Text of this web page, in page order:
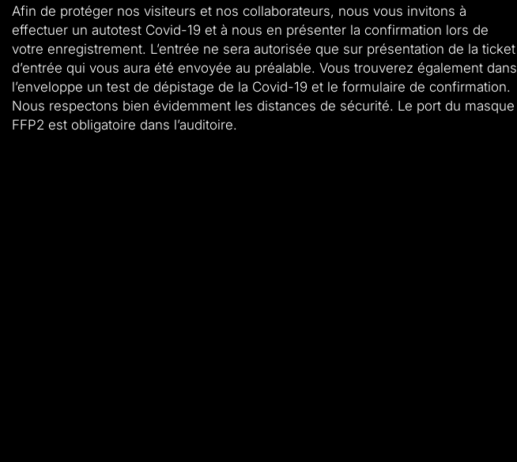
Afin de protéger nos visiteurs et nos collaborateurs, nous vous invitons à
effectuer un autotest Covid-19 et à nous en présenter la confirmation lors de
votre enregistrement. L’entrée ne sera autorisée que sur présentation de la ticket
d’entrée qui vous aura été envoyée au préalable. Vous trouverez également dans
l’enveloppe un test de dépistage de la Covid-19 et le formulaire de confirmation.
Nous respectons bien évidemment les distances de sécurité. Le port du masque
FFP2 est obligatoire dans l’auditoire.